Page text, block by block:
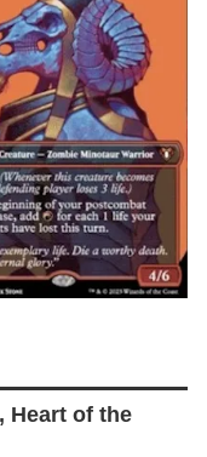
Heart of the